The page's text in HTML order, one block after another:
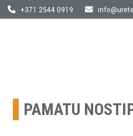
content
+371 2544 0919
PAMATU